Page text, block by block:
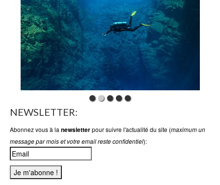
NEWSLETTER:
Abonnez vous à la newsletterpour suivre l'actualité du site (maximum un
message par mois et votre email reste confidentiel):